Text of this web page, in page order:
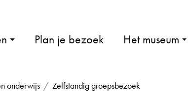
Plan je bezoek Het museum
onderwijs Zelfstandig groepsbezoek